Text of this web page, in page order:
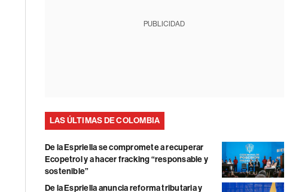
PUBLICIDAD
LAS ÚLTIMAS DE COLOMBIA
De la Espriella se compromete a recuperar
Ecopetrol y a hacer fracking “responsable y
sostenible”
De la Espriella anuncia reforma tributaria y